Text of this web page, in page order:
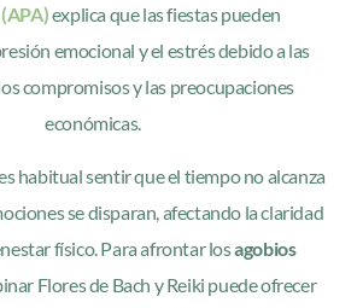
explica que las fiestas pueden
emocional y el estrés debido a las
compromisos y las preocupaciones
económicas.
habitual sentir que el tiempo no alcanza
se disparan, afectando la claridad
físico. Para afrontar losagobios
Flores de Bach y Reiki puede ofrecer